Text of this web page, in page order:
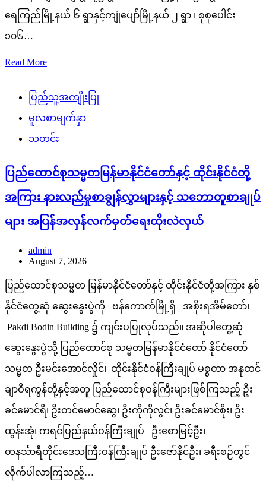
ရေကြည်မြို့နယ် ၆ ရွာနှင့်ကျုံပျော်မြို့နယ် ၂ ရွာ ၊ စုစုပေါင်း
၁၀၆…
Read More
ပြည်သူ့အကျိုးပြု
မူလစာမျက်နှာ
သတင်း
ပြည်ထောင်စုသမ္မတမြန်မာနိုင်ငံတော်နှင့် ထိုင်းနိုင်ငံတို့
အကြား နားလည်မှုစာချွန်လွှာများနှင့် သဘောတူစာချုပ်
များ အပြန်အလှန်လက်မှတ်ရေးထိုးလဲလှယ်
admin
August 7, 2026
ပြည်ထောင်စုသမ္မတ မြန်မာနိုင်ငံတော်နှင့် ထိုင်းနိုင်ငံတို့အကြား နှစ်
နိုင်ငံတွေ့ဆုံ ဆွေးနွေးပွဲကို ဗန်ကောက်မြို့ရှိ အစိုးရအိမ်တော်၊
Pakdi Bodin Building ၌ ကျင်းပပြုလုပ်သည်။ အဆိုပါတွေ့ဆုံ
ဆွေးနွေးပွဲသို့ ပြည်ထောင်စု သမ္မတမြန်မာနိုင်ငံတော် နိုင်ငံတော်
သမ္မတ ဦးမင်းအောင်လှိုင်၊ ထိုင်းနိုင်ငံဝန်ကြီးချုပ် မစ္စတာ အနုထင်
ချာဝီရကွန်တို့နှင့်အတူ ပြည်ထောင်စုဝန်ကြီးများဖြစ်ကြသည့် ဦး
ခင်မောင်ရီ၊ ဦးတင်မောင်ဆွေ၊ ဦးကိုကိုလွင်၊ ဦးခင်မောင်စိုး၊ ဦး
ထွန်းအုံ၊ ကရင်ပြည်နယ်ဝန်ကြီးချုပ် ဦးစောမြင့်ဦး၊
တနင်္သာရီတိုင်းဒေသကြီးဝန်ကြီးချုပ် ဦးဇော်နိုင်ဦး၊ ခရီးစဉ်တွင်
လိုက်ပါလာကြသည့်…